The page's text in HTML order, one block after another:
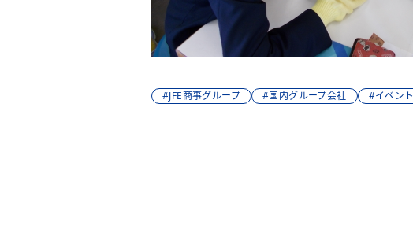
#JFE商事グループ #国内グループ会社 #イベント